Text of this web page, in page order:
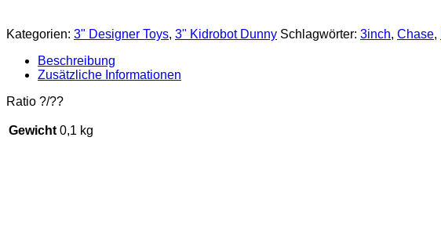
Menge
Kategorien: 3" Designer Toys, 3" Kidrobot Dunny Schlagwörter: 3inch, Chase,
Beschreibung
Zusätzliche Informationen
Ratio ?/??
Gewicht 0,1 kg